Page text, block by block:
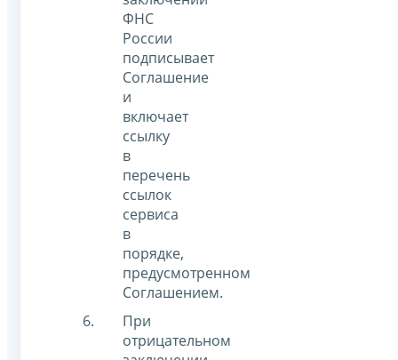
ФНС
России
подписывает
Соглашение
и
включает
ссылку
в
перечень
ссылок
сервиса
в
порядке,
предусмотренном
Соглашением.
При
отрицательном